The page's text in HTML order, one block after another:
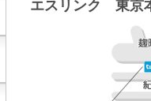
エスリンク 東京